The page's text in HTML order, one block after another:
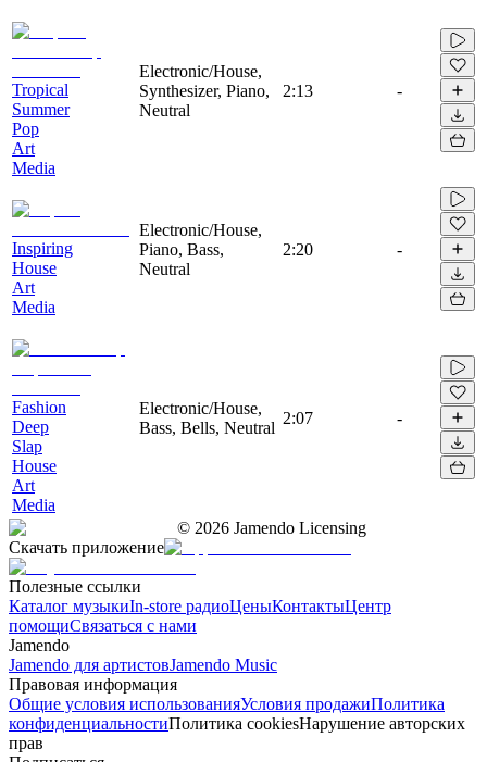
Tropical
Summer
Pop
Art
Media
Electronic/House,
Synthesizer, Piano,
Neutral
2:13 -
Inspiring
House
Art
Media
Electronic/House,
Piano, Bass,
Neutral
2:20 -
Fashion
Deep
Slap
House
Art
Media
Electronic/House,
Bass, Bells, Neutral
2:07 -
© 2026 Jamendo Licensing
Скачать приложение
Полезные ссылки
Каталог музыкиIn-store радиоЦеныКонтактыЦентр
помощиСвязаться с нами
Jamendo
Jamendo для артистовJamendo Music
Правовая информация
Общие условия использованияУсловия продажиПолитика
конфиденциальностиПолитика cookiesНарушение авторских
прав